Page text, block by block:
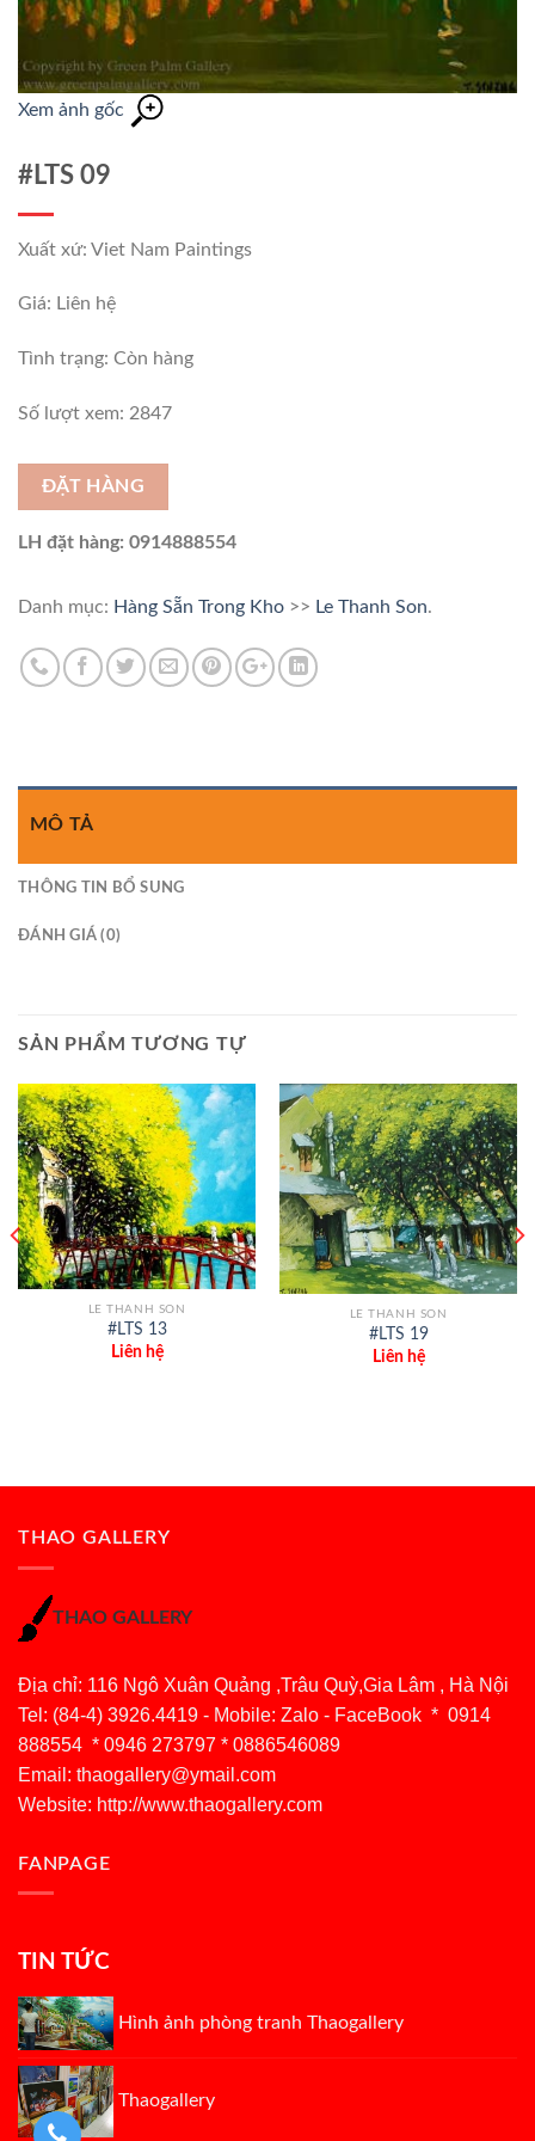
Xem ảnh gốc
#LTS 09
Xuất xứ: Viet Nam Paintings
Giá: Liên hệ
Tình trạng: Còn hàng
Số lượt xem: 2847
ĐẶT HÀNG
LH đặt hàng: 0914888554
Danh mục: Hàng Sẵn Trong Kho >> Le Thanh Son.
MÔ TẢ
THÔNG TIN BỔ SUNG
ĐÁNH GIÁ (0)
SẢN PHẨM TƯƠNG TỰ
LE THANH SON
#LTS 13
Liên hệ
LE THANH SON
#LTS 19
Liên hệ
THAO GALLERY
THAO GALLERY
Địa chỉ: 116 Ngô Xuân Quảng ,Trâu Quỳ,Gia Lâm , Hà Nội
Tel: (84-4) 3926.4419 - Mobile: Zalo - FaceBook * 0914
888554 * 0946 273797 * 0886546089
Email: thaogallery@ymail.com
Website: http://www.thaogallery.com
FANPAGE
TIN TỨC
Hình ảnh phòng tranh Thaogallery
Thaogallery